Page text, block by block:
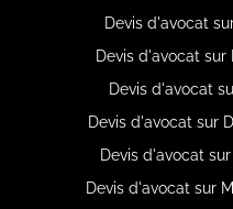
Devis d'avocat
Devis d'avocat
Devis d'avocat
Devis d'avocat sur
Devis d'avocat
Devis d'avocat sur